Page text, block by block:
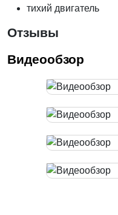
тихий двигатель
Отзывы
Видеообзор